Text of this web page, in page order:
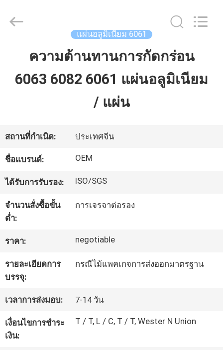
เกี่ยว
กับ
เรา
ทัวร์
โรงงาน
ติดต่อ
เรา
ขอ
แผ่นอลูมิเนียม 6061
ความต้านทานการกัดกร่อน
6063 6082 6061 แผ่นอลูมิเนียม
/ แผ่น
สถานที่กำเนิด: ประเทศจีน
ชื่อแบรนด์: OEM
ได้รับการรับรอง: ISO/SGS
จำนวนสั่งซื้อขั้น
ต่ำ:
การเจรจาต่อรอง
ราคา: negotiable
รายละเอียดการ
บรรจุ:
กรณีไม้แพคเกจการส่งออกมาตรฐาน
เวลาการส่งมอบ: 7-14 วัน
เงื่อนไขการชำระ
เงิน:
T / T, L / C, T / T, Wester N Union